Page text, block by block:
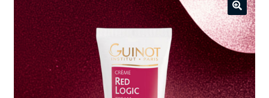
Fényvédelem
Férfiaknak
Márkák
🔍